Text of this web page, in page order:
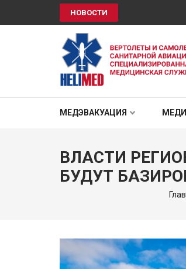
НОВОСТИ
HELIMED
МЕДЭВАКУАЦИЯ
ВЛАСТИ
БУДУТ